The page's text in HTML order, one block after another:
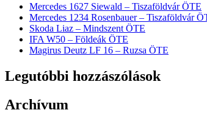
Mercedes 1627 Siewald – Tiszaföldvár ÖTE
Mercedes 1234 Rosenbauer – Tiszaföldvár
Skoda Liaz – Mindszent ÖTE
IFA W50 – Földeák ÖTE
Magirus Deutz LF 16 – Ruzsa ÖTE
Legutóbbi hozzászólások
Archívum